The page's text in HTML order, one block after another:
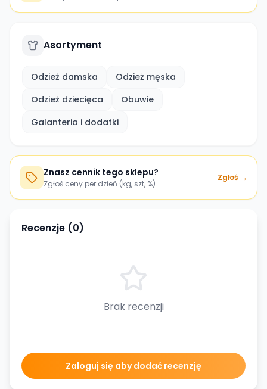
Asortyment
Odzież damska
Odzież męska
Odzież dziecięca
Obuwie
Galanteria i dodatki
Znasz cennik tego sklepu?
Zgłoś ceny per dzień (kg, szt, %)
Zgłoś →
Recenzje (0)
Brak recenzji
Zaloguj się aby dodać recenzję